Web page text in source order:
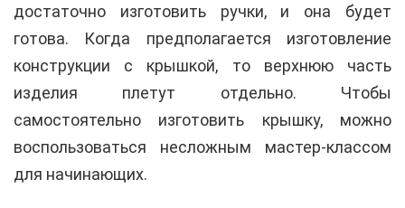
достаточно изготовить ручки, и она будет
готова. Когда предполагается изготовление
конструкции с крышкой, то верхнюю часть
изделия плетут отдельно. Чтобы
самостоятельно изготовить крышку, можно
воспользоваться несложным мастер-классом
для начинающих.